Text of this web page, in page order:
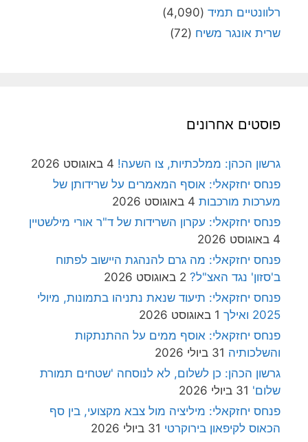
רלוונטיים תמיד (4,090)
שרית אונגר משיח (72)
פוסטים אחרונים
גרשון הכהן: ממלכתיות, צו השעה! 4 באוגוסט 2026
פנחס יחזקאלי: אוסף המאמרים על שרידותן של
מערכות מורכבות 4 באוגוסט 2026
פנחס יחזקאלי: עקרון השרידות של ד"ר אורי מילשטיין
4 באוגוסט 2026
פנחס יחזקאלי: מה גרם להנהגת היישוב לפתוח
ב'סזון' נגד האצ"ל? 2 באוגוסט 2026
פנחס יחזקאלי: תיעוד שנאת נתניהו בתמונות, מיולי
2025 ואילך
1 באוגוסט 2026
פנחס יחזקאלי: אוסף ממים על ההתנתקות
והשלכותיה 31 ביולי 2026
גרשון הכהן: כן לשלום, לא לנוסחה 'שטחים תמורת
שלום' 31 ביולי 2026
פנחס יחזקאלי: מיליציה מול צבא מקצועי, בין סף
הכאוס לקיפאון בירוקרטי 31 ביולי 2026